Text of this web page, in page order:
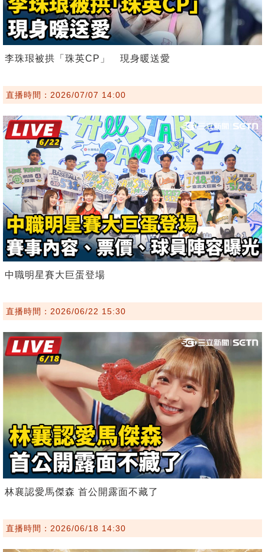
李珠珢被拱「珠英CP」 現身暖送愛
直播時間：2026/07/07 14:00
中職明星賽大巨蛋登場
直播時間：2026/06/22 15:30
林襄認愛馬傑森 首公開露面不藏了
直播時間：2026/06/18 14:30